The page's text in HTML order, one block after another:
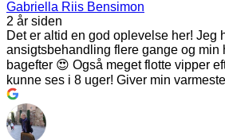
Gabriella Riis Bensimon
2 år siden
Det er altid en god oplevelse her! Jeg
ansigtsbehandling flere gange og min
bagefter 😍 Også meget flotte vipper
kunne ses i 8 uger! Giver min